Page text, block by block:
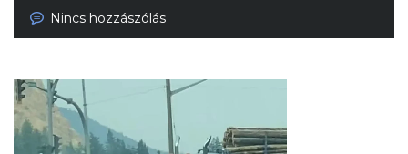
Nincs hozzászólás